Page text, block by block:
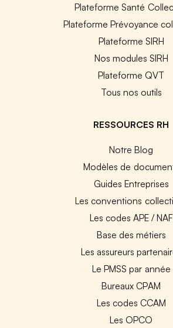
Plateforme Santé
Plateforme Prévoyance
Plateforme SIRH
Nos modules SIRH
Plateforme QVT
Tous nos outils
RESSOURCES RH
Notre Blog
Modèles de
Guides Entreprises
Les conventions
Les codes APE / NAF
Base des métiers
Les assureurs
Le PMSS par année
Bureaux CPAM
Les codes CCAM
Les OPCO